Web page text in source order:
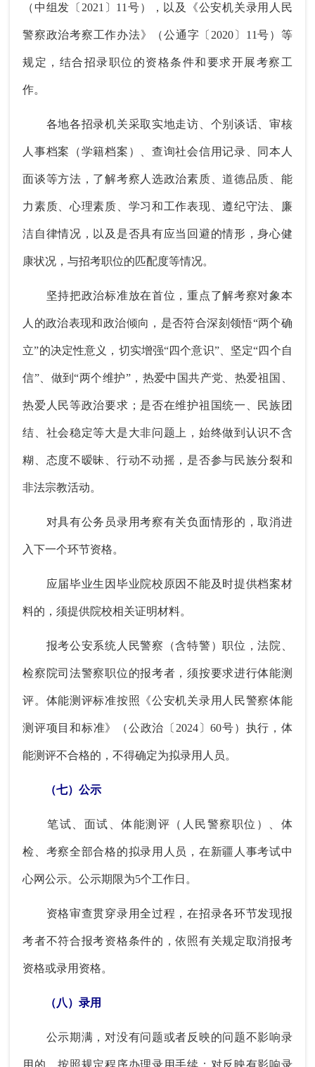
（中组发〔2021〕11号），以及《公安机关录用人民
警察政治考察工作办法》（公通字〔2020〕11号）等
规定，结合招录职位的资格条件和要求开展考察工
作。
各地各招录机关采取实地走访、个别谈话、审核
人事档案（学籍档案）、查询社会信用记录、同本人
面谈等方法，了解考察人选政治素质、道德品质、能
力素质、心理素质、学习和工作表现、遵纪守法、廉
洁自律情况，以及是否具有应当回避的情形，身心健
康状况，与招考职位的匹配度等情况。
坚持把政治标准放在首位，重点了解考察对象本
人的政治表现和政治倾向，是否符合深刻领悟“两个确
立”的决定性意义，切实增强“四个意识”、坚定“四个自
信”、做到“两个维护”，热爱中国共产党、热爱祖国、
热爱人民等政治要求；是否在维护祖国统一、民族团
结、社会稳定等大是大非问题上，始终做到认识不含
糊、态度不暧昧、行动不动摇，是否参与民族分裂和
非法宗教活动。
对具有公务员录用考察有关负面情形的，取消进
入下一个环节资格。
应届毕业生因毕业院校原因不能及时提供档案材
料的，须提供院校相关证明材料。
报考公安系统人民警察（含特警）职位，法院、
检察院司法警察职位的报考者，须按要求进行体能测
评。体能测评标准按照《公安机关录用人民警察体能
测评项目和标准》（公政治〔2024〕60号）执行，体
能测评不合格的，不得确定为拟录用人员。
（七）公示
笔试、面试、体能测评（人民警察职位）、体
检、考察全部合格的拟录用人员，在新疆人事考试中
心网公示。公示期限为5个工作日。
资格审查贯穿录用全过程，在招录各环节发现报
考者不符合报考资格条件的，依照有关规定取消报考
资格或录用资格。
（八）录用
公示期满，对没有问题或者反映的问题不影响录
用的，按照规定程序办理录用手续；对反映有影响录